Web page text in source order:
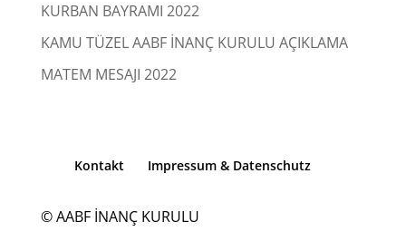
KURBAN BAYRAMI 2022
KAMU TÜZEL AABF İNANÇ KURULU AÇIKLAMA
MATEM MESAJI 2022
Kontakt Impressum & Datenschutz
© AABF İNANÇ KURULU